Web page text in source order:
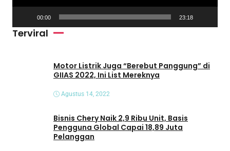
d
00:00 23:18
Terviral
Motor Listrik Juga “Berebut Panggung” di
GIIAS 2022, Ini List Mereknya
Agustus 14, 2022
Bisnis Chery Naik 2,9 Ribu Unit, Basis
Pengguna Global Capai 18,89 Juta
Pelanggan